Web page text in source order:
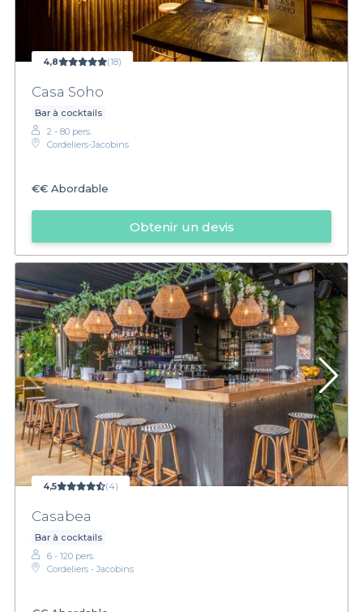
4,8 (18)
Casa Soho
Bar à cocktails
2 - 80 pers.
Cordeliers-Jacobins
€€ Abordable
Obtenir un devis
4,5 (4)
Casabea
Bar à cocktails
6 - 120 pers.
Cordeliers - Jacobins